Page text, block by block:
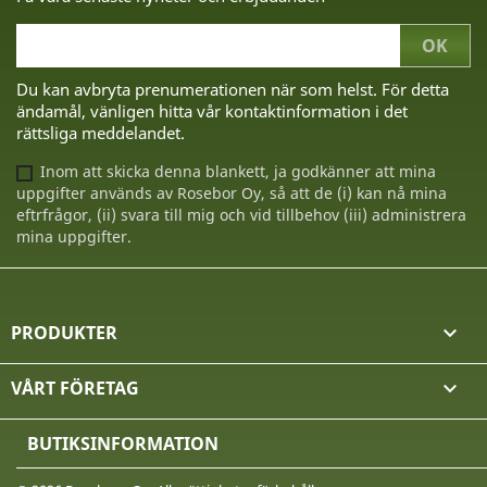
Du kan avbryta prenumerationen när som helst. För detta
ändamål, vänligen hitta vår kontaktinformation i det
rättsliga meddelandet.
Inom att skicka denna blankett, ja godkänner att mina
uppgifter används av Rosebor Oy, så att de (i) kan nå mina
eftrfrågor, (ii) svara till mig och vid tillbehov (iii) administrera
mina uppgifter.
PRODUKTER 
VÅRT FÖRETAG 
BUTIKSINFORMATION